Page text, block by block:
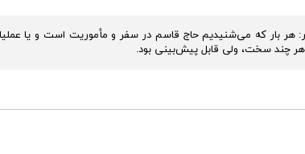
هر بار که می­‌شنیدیم حاج قاسم در سفر و مأموریت است و یا
هر چند سخت، ولی قابل پیش‌­بینی بود.